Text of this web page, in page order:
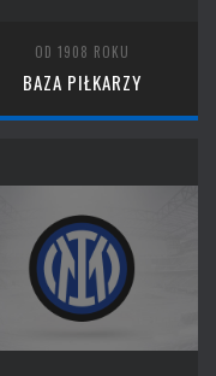
OD 1908 ROKU
BAZA PIŁKARZY